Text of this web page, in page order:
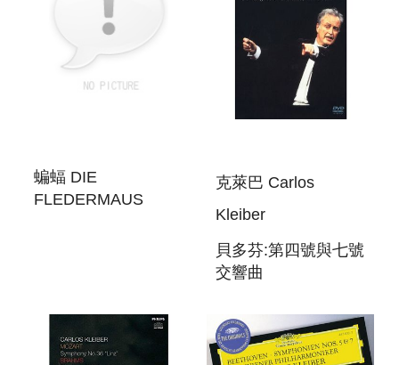
蝙蝠 DIE
FLEDERMAUS
克萊巴 Carlos
Kleiber
貝多芬:第四號與七號
交響曲